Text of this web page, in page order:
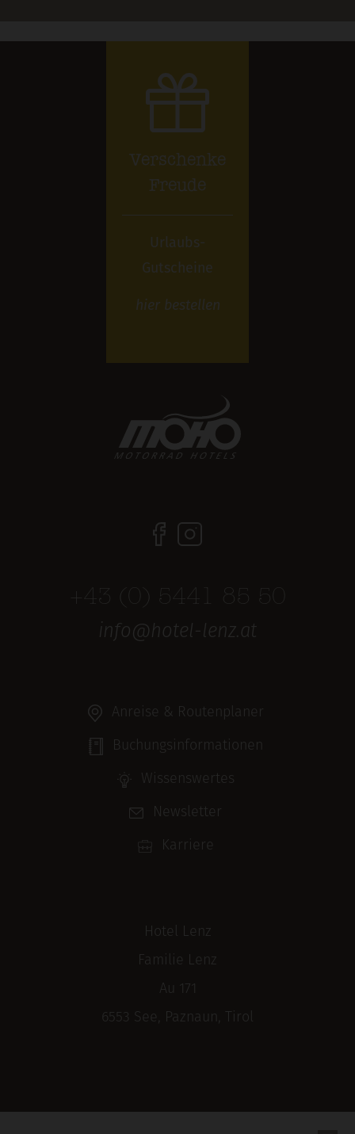
Verschenke
Freude
Urlaubs-
Gutscheine
hierbestellen
Anreise & Routenplaner
Buchungsinformationen
Wissenswertes
Newsletter
Karriere
Hotel Lenz
Familie Lenz
Au 171
6553 See, Paznaun, Tirol
+43 (0) 5441 85 50
info@hotel-lenz.at